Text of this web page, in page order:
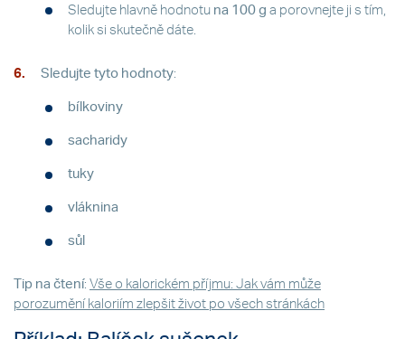
Sledujte hlavně hodnotu na 100 g a porovnejte ji s tím,
kolik si skutečně dáte.
Sledujte tyto hodnoty:
bílkoviny
sacharidy
tuky
vláknina
sůl
Tip na čtení: Vše o kalorickém příjmu: Jak vám může
porozumění kaloriím zlepšit život po všech stránkách